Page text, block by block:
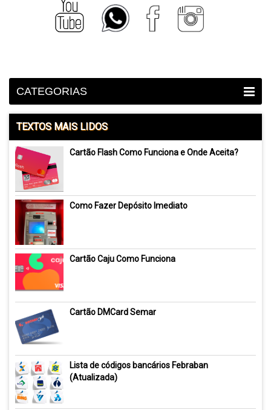
CATEGORIAS
TEXTOS MAIS LIDOS
Cartão Flash Como Funciona e Onde Aceita?
Como Fazer Depósito Imediato
Cartão Caju Como Funciona
Cartão DMCard Semar
Lista de códigos bancários Febraban
(Atualizada)